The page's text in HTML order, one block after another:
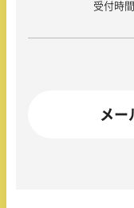
受付時
メー